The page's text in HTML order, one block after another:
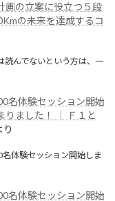
の立案に役立つ５段
の未来を達成するコ
んでないという方は、一
名体験セッション開始
りました！ │ Ｆ１と
り
体験セッション開始しま
名体験セッション開始